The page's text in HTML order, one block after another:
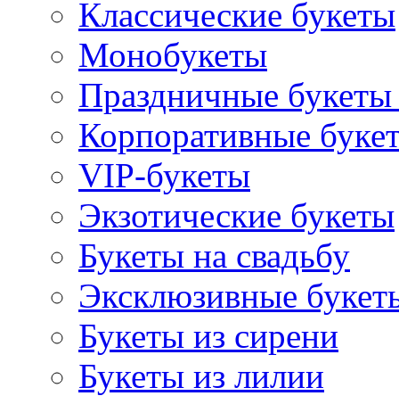
Классические букеты
Монобукеты
Праздничные букеты
Корпоративные
VIP-букеты
Экзотические букеты
Букеты на свадьбу
Эксклюзивные
Букеты из сирени
Букеты из лилии